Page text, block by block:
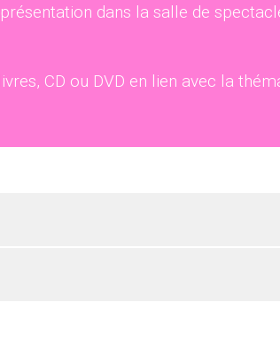
dans la salle de
CD ou DVD en lien avec la